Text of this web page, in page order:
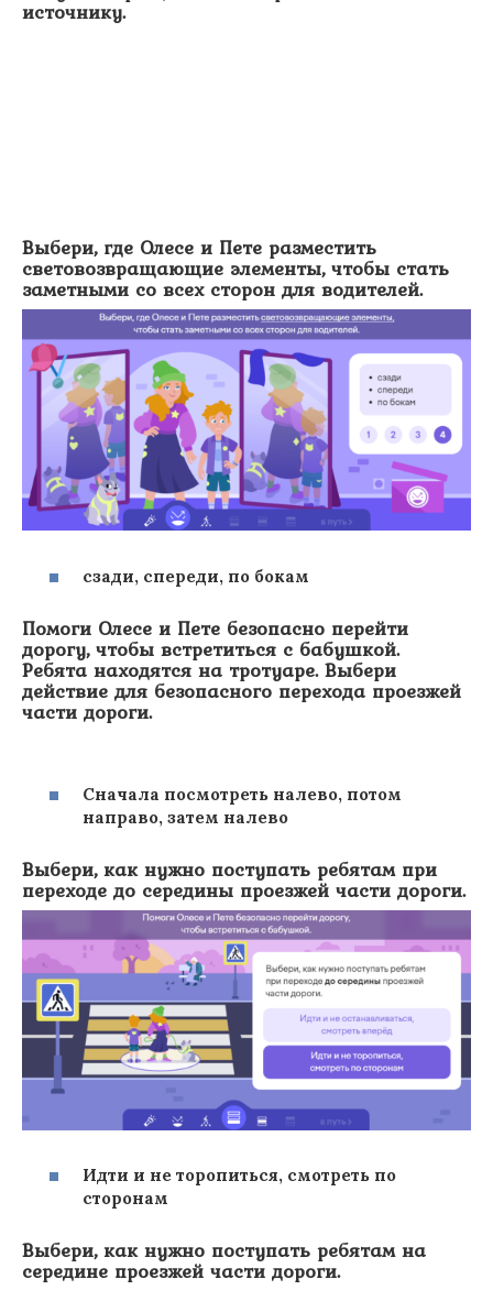
источнику.
Выбери, где Олесе и Пете разместить
световозвращающие элементы, чтобы стать
заметными со всех сторон для водителей.
сзади, спереди, по бокам
Помоги Олесе и Пете безопасно перейти
дорогу, чтобы встретиться с бабушкой.
Ребята находятся на тротуаре. Выбери
действие для безопасного перехода проезжей
части дороги.
Сначала посмотреть налево, потом
направо, затем налево
Выбери, как нужно поступать ребятам при
переходе до середины проезжей части дороги.
Идти и не торопиться, смотреть по
сторонам
Выбери, как нужно поступать ребятам на
середине проезжей части дороги.